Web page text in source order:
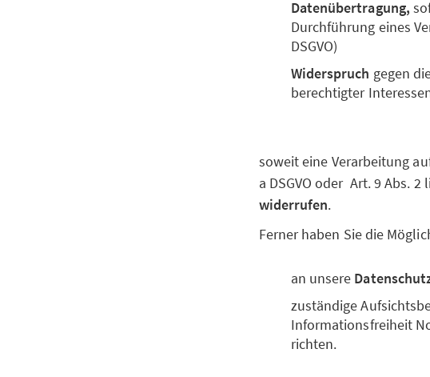
Datenübertragung,
Durchführung eines
DSGVO)
Widerspruch gegen
berechtigter
soweit eine Verarbeitung
a DSGVO oder Art. 9 Abs.
widerrufen.
Ferner haben Sie die
an unsere
zuständige
Informationsfreiheit
richten.